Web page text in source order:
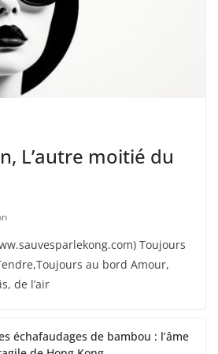
L’autre moitié du
Toujours
au bord Amour,
de l’air
échafaudages de bambou : l’âme